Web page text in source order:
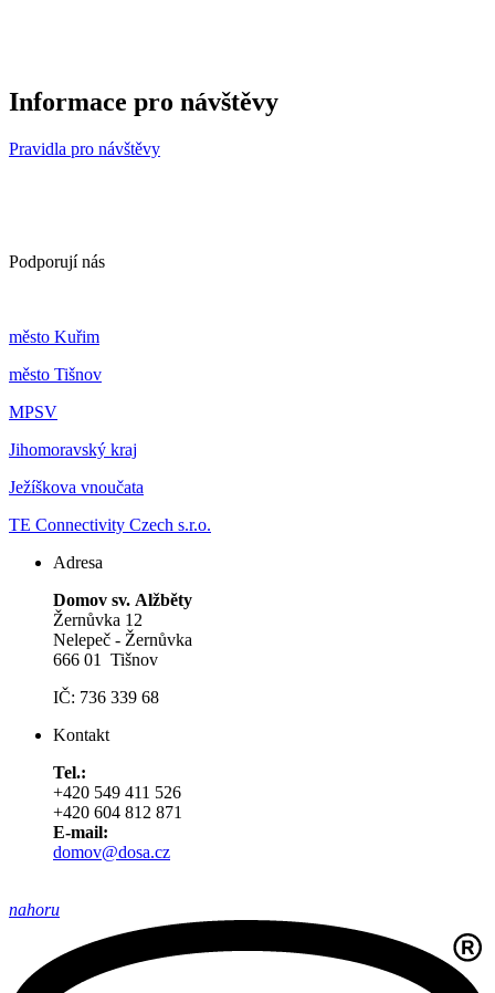
Informace pro návštěvy
Pravidla pro návštěvy
Podporují nás
město Kuřim
město Tišnov
MPSV
Jihomoravský kraj
Ježíškova vnoučata
TE Connectivity Czech s.r.o.
Adresa
Domov sv. Alžběty
Žernůvka 12
Nelepeč - Žernůvka
666 01 Tišnov
IČ: 736 339 68
Kontakt
Tel.:
+420 549 411 526
+420 604 812 871
E-mail:
domov@dosa.cz
nahoru